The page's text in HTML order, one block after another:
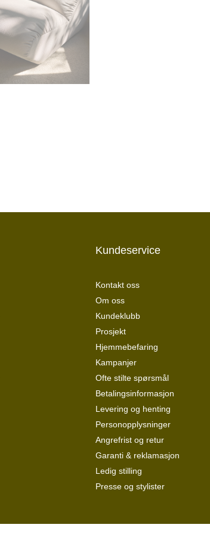
Kundeservice
Kontakt oss
Om oss
Kundeklubb
Prosjekt
Hjemmebefaring
Kampanjer
Ofte stilte spørsmål
Betalingsinformasjon
Levering og henting
Personopplysninger
Angrefrist og retur
Garanti & reklamasjon
Ledig stilling
Presse og stylister